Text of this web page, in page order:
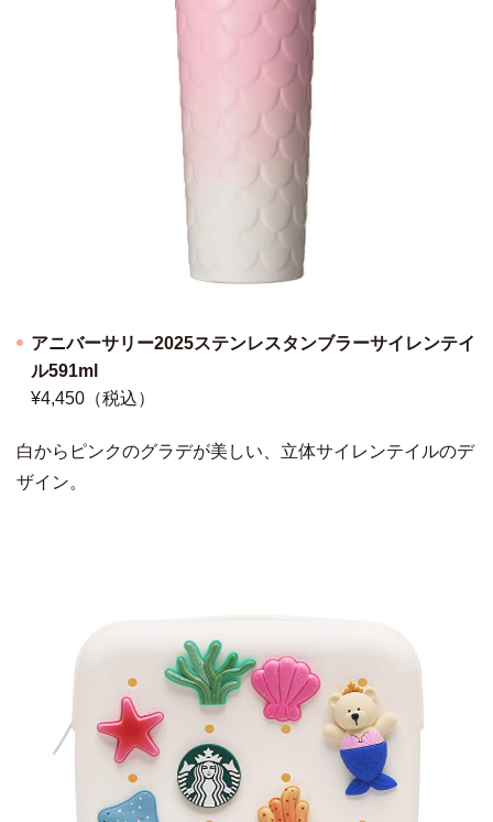
アニバーサリー2025ステンレスタンブラーサイレンテイ
ル591ml
¥4,450（税込）
白からピンクのグラデが美しい、立体サイレンテイルのデ
ザイン。